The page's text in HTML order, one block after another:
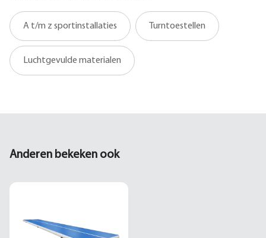
A t/m z sportinstallaties Turntoestellen
Luchtgevulde materialen
Anderen bekeken ook